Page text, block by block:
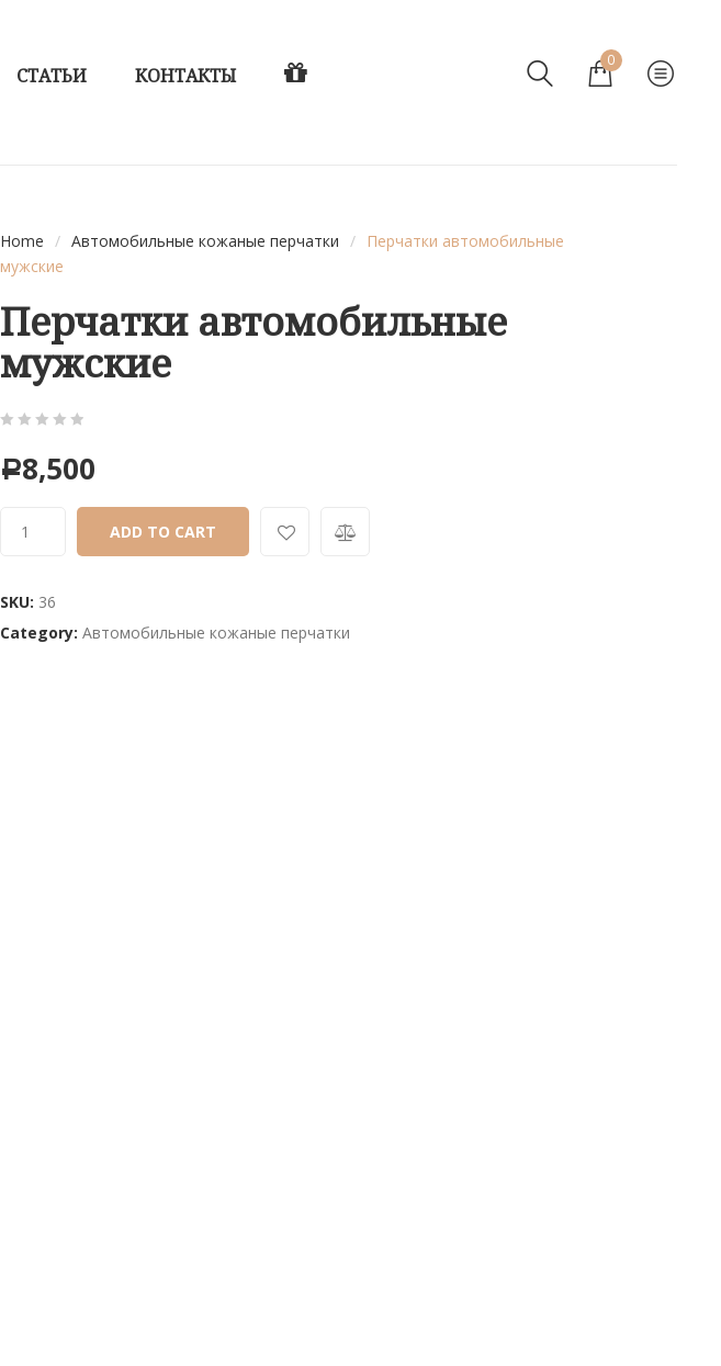
СТАТЬИ КОНТАКТЫ
0
Home / Автомобильные кожаные перчатки /
Перчатки автомобильные
мужские
Перчатки автомобильные
мужские
out
based
ratings
Р8,500
ADD TO CART
SKU: 36
Category: Автомобильные кожаные перчатки